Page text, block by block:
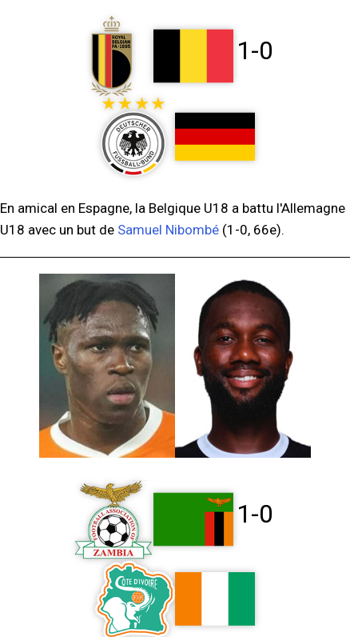
1-0
En amical en Espagne, la Belgique U18 a battu l'Allemagne
U18 avec un but de Samuel Nibombé (1-0, 66e).
1-0